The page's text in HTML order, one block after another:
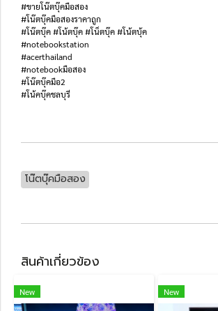
#ขายโน๊ตบุ๊คมือสอง
#โน๊ตบุ๊คมือสองราคาถูก
#โน๊ตบุ๊ค #โน้ตบุ๊ค #โน็ตบุ๊ค #โน้ตบุ้ค
#notebookstation
#acerthailand
#notebookมือสอง
#โน๊ตบุ๊คมือ2
#โน้คบุ๊คชลบุรี
โน๊ตบุ๊คมือสอง
สินค้าเกี่ยวข้อง
New New